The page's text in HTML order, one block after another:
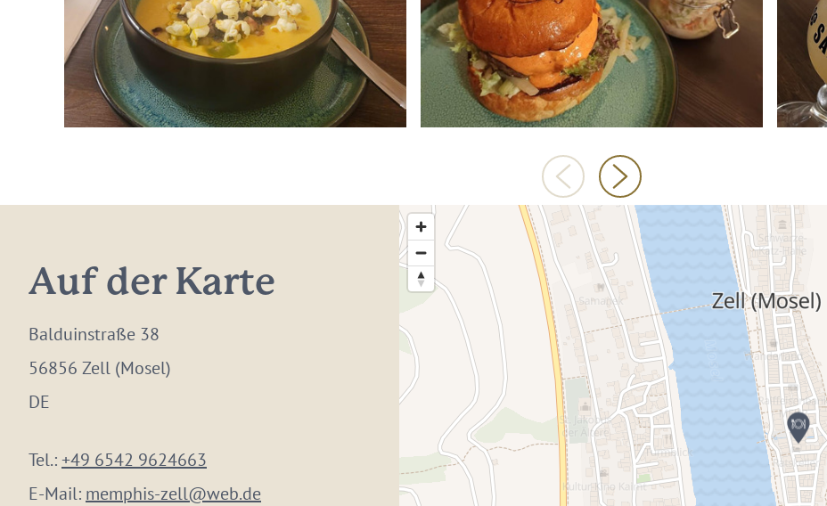
Auf der Karte
Balduinstraße 38
56856 Zell (Mosel)
DE
Tel.:+49 6542 9624663
E-Mail: memphis-zell@web.de